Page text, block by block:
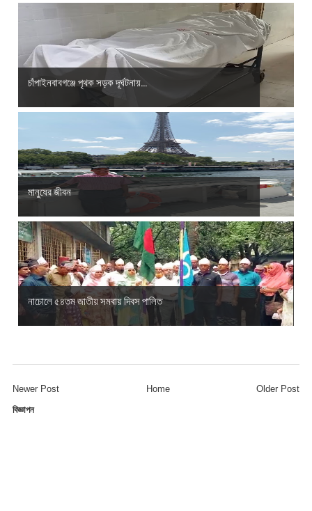
চাঁপাইনবাবগঞ্জে পৃথক সড়ক দূর্ঘটনায়...
মানুষের জীবন
নাচোলে ৫৪তম জাতীয় সমবায় দিবস পালিত
Newer Post Older Post
Home
বিজ্ঞাপন